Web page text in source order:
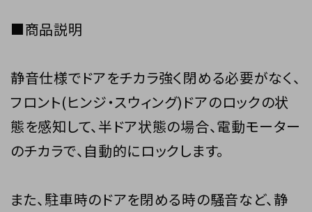
■商品説明
静音仕様でドアをチカラ強く閉める必要がなく、
フロント(ヒンジ・スウィング)ドアのロックの状
態を感知して、半ドア状態の場合、電動モーター
のチカラで、自動的にロックします。
また、駐車時のドアを閉める時の騒音など、静